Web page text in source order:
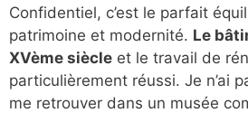
Confidentiel, c’est le parfait
patrimoine et modernité. Le
XVème siècle et le travail de
particulièrement réussi. Je n’ai
me retrouver dans un musée